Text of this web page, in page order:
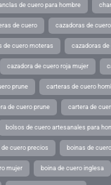
de cuero para hombre
de cuero cazadoras de
de cuero moteras cazadoras de
cazadora de cuero roja mujer
prune carteras de cuero
de cuero prune cartera de
bolsos de cuero artesanales para
de cuero precios boinas de
mujer boina de cuero inglesa